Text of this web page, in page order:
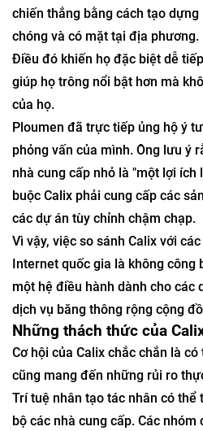
chiến thắng bằng cách tạo
chóng và có mặt tại địa phương.
Điều đó khiến họ đặc biệt dễ
giúp họ trông nổi bật hơn mà
của họ.
Ploumen đã trực tiếp ủng hộ ý
phỏng vấn của mình. Ông lưu ý
nhà cung cấp nhỏ là "một lợi ích
buộc Calix phải cung cấp các
các dự án tùy chỉnh chậm chạp.
Vì vậy, việc so sánh Calix với
Internet quốc gia là không công
một hệ điều hành dành cho các
dịch vụ băng thông rộng cộng
Những thách thức của
Cơ hội của Calix chắc chắn là
cũng mang đến những rủi ro
Trí tuệ nhân tạo tác nhân có thể
bộ các nhà cung cấp. Các